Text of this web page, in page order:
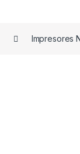
Impresores